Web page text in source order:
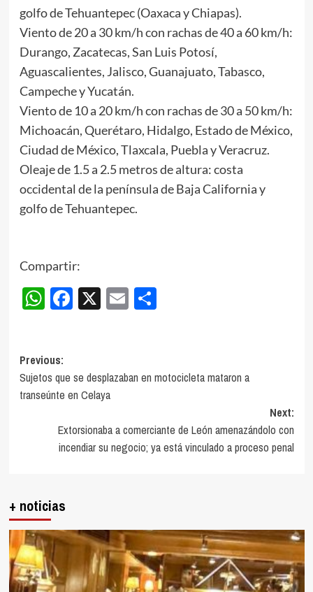
golfo de Tehuantepec (Oaxaca y Chiapas).
Viento de 20 a 30 km/h con rachas de 40 a 60 km/h:
Durango, Zacatecas, San Luis Potosí,
Aguascalientes, Jalisco, Guanajuato, Tabasco,
Campeche y Yucatán.
Viento de 10 a 20 km/h con rachas de 30 a 50 km/h:
Michoacán, Querétaro, Hidalgo, Estado de México,
Ciudad de México, Tlaxcala, Puebla y Veracruz.
Oleaje de 1.5 a 2.5 metros de altura: costa
occidental de la península de Baja California y
golfo de Tehuantepec.
Compartir:
WhatsApp
Facebook
X EmailCompartir
Post
navigation
Previous:
Sujetos que se desplazaban en motocicleta mataron a
transeúnte en Celaya
Next:
Extorsionaba a comerciante de León amenazándolo con
incendiar su negocio; ya está vinculado a proceso penal
+ noticias